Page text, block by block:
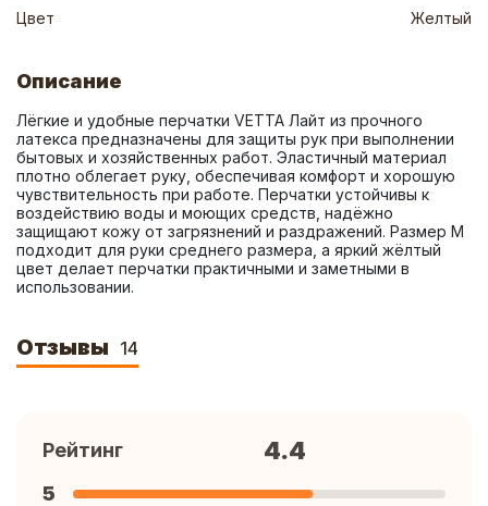
Цвет
Желтый
Описание
Лёгкие и удобные перчатки VETTA Лайт из прочного
латекса предназначены для защиты рук при выполнении
бытовых и хозяйственных работ. Эластичный материал
плотно облегает руку, обеспечивая комфорт и хорошую
чувствительность при работе. Перчатки устойчивы к
воздействию воды и моющих средств, надёжно
защищают кожу от загрязнений и раздражений. Размер M
подходит для руки среднего размера, а яркий жёлтый
цвет делает перчатки практичными и заметными в
использовании.
Отзывы 14
Рейтинг 4.4
5